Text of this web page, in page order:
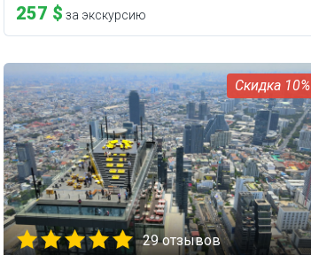
257 $ за экскурсию
10%
29 отзывов